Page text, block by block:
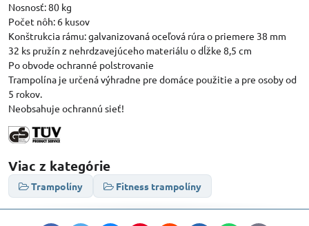
Nosnosť: 80 kg
Počet nôh: 6 kusov
Konštrukcia rámu: galvanizovaná oceľová rúra o priemere 38 mm
32 ks pružín z nehrdzavejúceho materiálu o dĺžke 8,5 cm
Po obvode ochranné polstrovanie
Trampolína je určená výhradne pre domáce použitie a pre osoby od
5 rokov.
Neobsahuje ochrannú sieť!
Viac z kategórie
Trampolíny Fitness trampolíny